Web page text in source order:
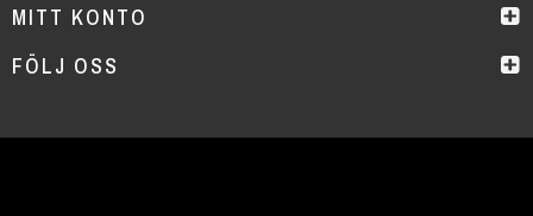
MITT KONTO
FÖLJ OSS